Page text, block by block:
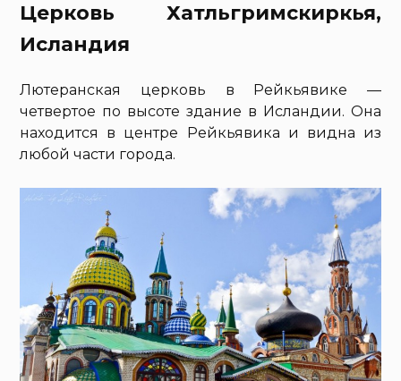
Церковь Хатльгримскиркья,
Исландия
Лютеранская церковь в Рейкьявике —
четвертое по высоте здание в Исландии. Она
находится в центре Рейкьявика и видна из
любой части города.